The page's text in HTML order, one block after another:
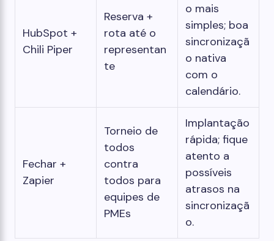
HubSpot +
Chili Piper
Reserva +
rota até o
representan
te
o mais
simples; boa
sincronizaçã
o nativa
com o
calendário.
Fechar +
Zapier
Torneio de
todos
contra
todos para
equipes de
PMEs
Implantação
rápida; fique
atento a
possíveis
atrasos na
sincronizaçã
o.